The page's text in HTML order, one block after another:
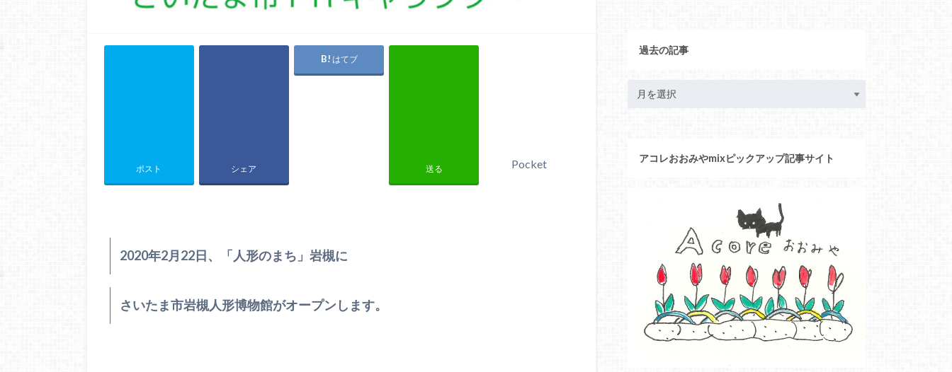
ポスト シェア
はてブ
送る Pocket
2020年2月22日、「人形のまち」岩槻に
さいたま市岩槻人形博物館がオープンします。
過去の記事
アコレおおみやmixピックアップ記事サイト